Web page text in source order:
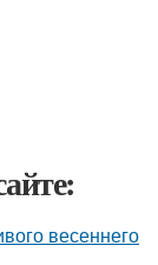
весеннего